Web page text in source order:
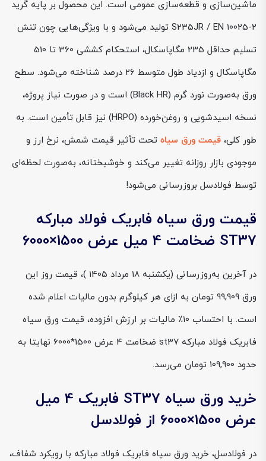
ماشین‌سازی و قطعه‌سازی عمومی است. این محصول بر پایه گرید
S235JR / EN 10025-2 تولید می‌شود و با ویژگی‌هایی چون تنش
تسلیم حداقل 235 مگاپاسکال، استحکام کششی 360 تا 510
مگاپاسکال و ازدیاد طول متوسط 26 درصد شناخته می‌شود. سطح
ورق به‌صورت نورد گرم (Black HR) است و در صورت نیاز پروژه،
نسخه اسیدشویی و روغن‌خورده (HRPO) نیز قابل تأمین است. به
طور کلی، قیمت ورق سیاه تحت تأثیر قیمت شمش، نرخ ارز و
موجودی بازار روزانه تغییر می‌کند و خوشبختانه، به‌صورت لحظه‌ای
توسط فولادسل بروزرسانی می‌شود!
قیمت ورق سیاه فابریک فولاد مبارکه
ST37 ضخامت 4 میل عرض 1500×6000
در آخرین به‌روزرسانی (یکشنبه 18 مرداد 1405 )، قیمت روز این
ورق 99,909 تومان به ازای هر کیلوگرم بدون مالیات اعلام شده
است. با احتساب ۱۰٪ مالیات بر ارزش افزوده، قیمت ورق سیاه
فابریک فولاد مبارکه st37 ضخامت 4 عرض 1500*6000 نهایتا به
حدود 109,900 تومان می‌رسد.
خرید ورق سیاه ST37 فابریک 4 میل
عرض 1500×6000 از فولادسل
در فولادسل، خرید ورق سیاه فابریک فولاد مبارکه با رویکرد شفاف،